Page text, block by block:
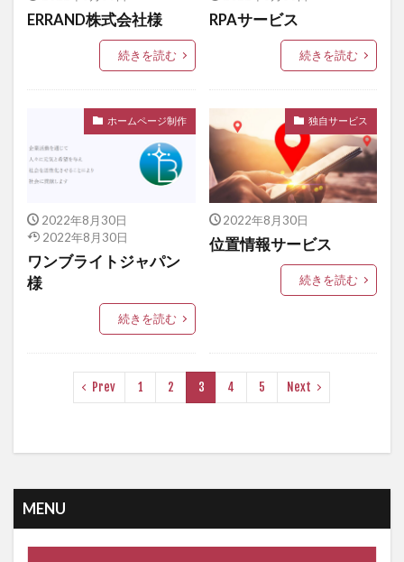
ERRAND株式会社様
続きを読む
RPAサービス
続きを読む
ホームページ制作
2022年8月30日
2022年8月30日
ワンブライトジャパン
様
続きを読む
独自サービス
2022年8月30日
位置情報サービス
続きを読む
Prev 1 2 3 4 5 Next
MENU